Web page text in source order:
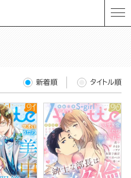
新着順 タイトル順